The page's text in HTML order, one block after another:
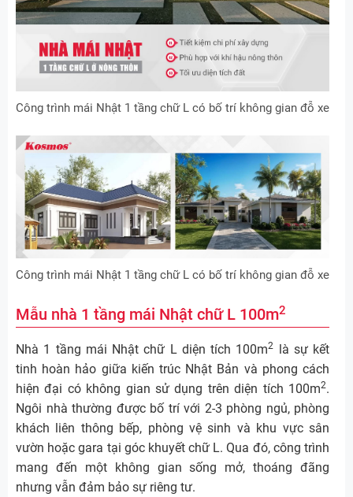
Công trình mái Nhật 1 tầng chữ L có bố trí không gian đỗ xe
Công trình mái Nhật 1 tầng chữ L có bố trí không gian đỗ xe
Mẫu nhà 1 tầng mái Nhật chữ L 100m2
Nhà 1 tầng mái Nhật chữ L diện tích 100m2
là sự kết
tinh hoàn hảo giữa kiến trúc Nhật Bản và phong cách
hiện đại có không gian sử dụng trên diện tích 100m2.
Ngôi nhà thường được bố trí với 2-3 phòng ngủ, phòng
khách liên thông bếp, phòng vệ sinh và khu vực sân
vườn hoặc gara tại góc khuyết chữ L. Qua đó, công trình
mang đến một không gian sống mở, thoáng đãng
nhưng vẫn đảm bảo sự riêng tư.